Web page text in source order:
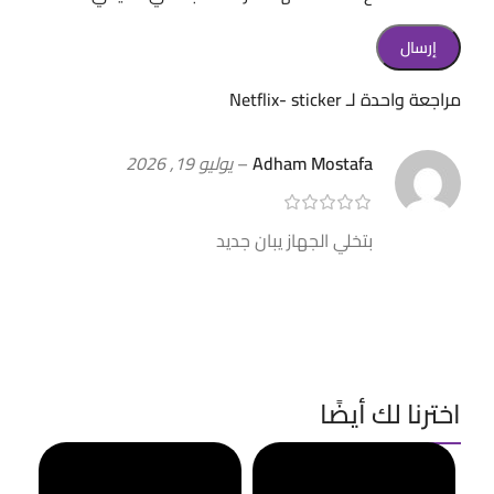
مراجعة واحدة لـNetflix- sticker
Adham Mostafa
–يوليو 19, 2026
بتخلي الجهاز يبان جديد
اخترنا لك أيضًا